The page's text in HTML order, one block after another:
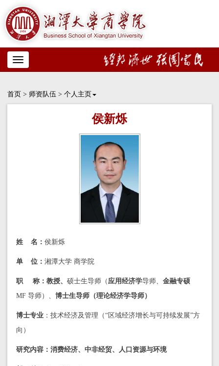
Toggle
navigation
首页 > 师资队伍 > 个人主页
侯新烁
姓 名： 侯新烁
单 位： 湘潭大学 商学院
职 称：教授、 硕士生导师（ 应用经济学导师、 金融专硕
MF 导师）、 博士生导师（理论经济学导师）
博士专业 ：技术经济及管理（“区域经济增长与可持续发展”方
向）
研究内容：消费经济、中非经贸、人口资源与环境